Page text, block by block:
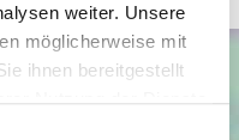
weiter. Unsere
möglicherweise mit
ihnen bereitgestellt
Nutzung der Dienste